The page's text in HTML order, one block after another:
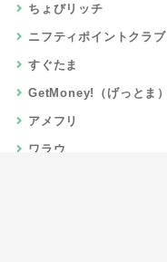
ちょびリッチ
ニフティポイントクラブ
すぐたま
GetMoney!（げっとま）
アメフリ
ワラウ